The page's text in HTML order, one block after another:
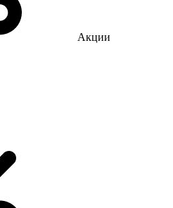
Акции